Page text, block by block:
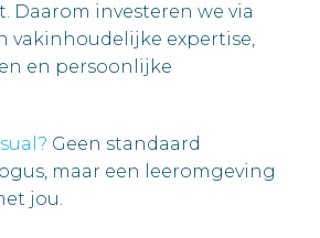
Daarom investeren we via
vakinhoudelijke expertise,
en persoonlijke
Geen standaard
maar een leeromgeving